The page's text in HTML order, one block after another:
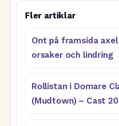
Fler artiklar
Ont på framsida
orsaker och lindring
Rollistan i Domare
(Mudtown) – Cast